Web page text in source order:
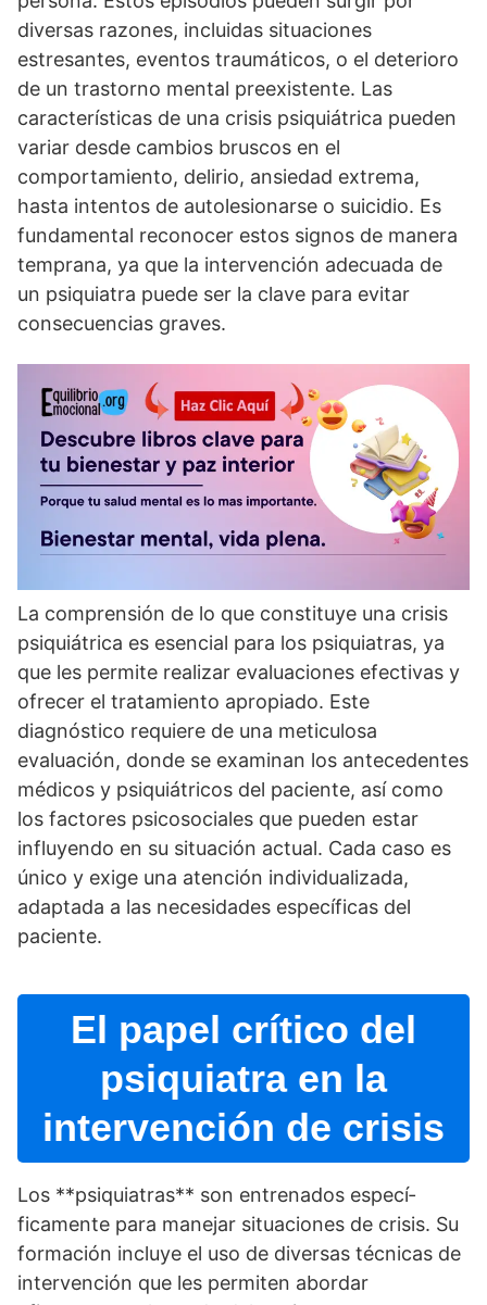
diversas razones, incluidas situaciones
estresantes, eventos traumáticos, o el deterioro
de un trastorno mental preexistente. Las
caracterí­sticas de una crisis psiquiátrica pueden
variar desde cambios bruscos en el
comportamiento, delirio, ansiedad extrema,
hasta intentos de autolesionarse o suicidio. Es
fundamental reconocer estos signos de manera
temprana, ya que la intervención adecuada de
un psiquiatra puede ser la clave para evitar
consecuencias graves.
La comprensión de lo que constituye una crisis
psiquiátrica es esencial para los psiquiatras, ya
que les permite realizar evaluaciones efectivas y
ofrecer el tratamiento apropiado. Este
diagnóstico requiere de una meticulosa
evaluación, donde se examinan los antecedentes
médicos y psiquiátricos del paciente, así­ como
los factores psicosociales que pueden estar
influyendo en su situación actual. Cada caso es
único y exige una atención individualizada,
adaptada a las necesidades especí­ficas del
paciente.
El papel crí­tico del
psiquiatra en la
intervención de crisis
Los **psiquiatras** son entrenados especí­
ficamente para manejar situaciones de crisis. Su
formación incluye el uso de diversas técnicas de
intervención que les permiten abordar